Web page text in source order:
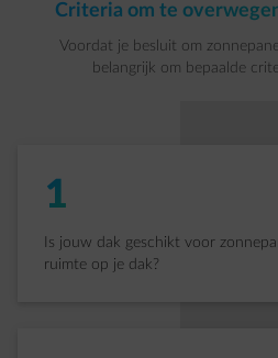
Criteria om te
Voordat je besluit om
belangrijk om bepaalde
1
Is jouw dak geschikt voor
ruimte op je dak?